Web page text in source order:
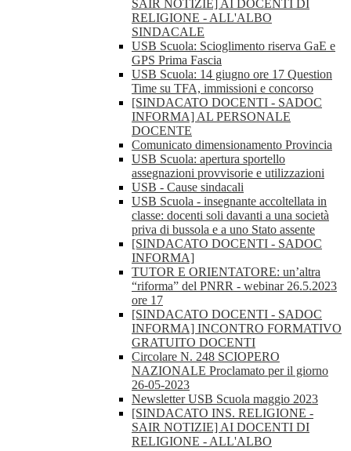
SAIR NOTIZIE] AI DOCENTI DI
RELIGIONE - ALL'ALBO
SINDACALE
USB Scuola: Scioglimento riserva GaE e
GPS Prima Fascia
USB Scuola: 14 giugno ore 17 Question
Time su TFA, immissioni e concorso
[SINDACATO DOCENTI - SADOC
INFORMA] AL PERSONALE
DOCENTE
Comunicato dimensionamento Provincia
USB Scuola: apertura sportello
assegnazioni provvisorie e utilizzazioni
USB - Cause sindacali
USB Scuola - insegnante accoltellata in
classe: docenti soli davanti a una società
priva di bussola e a uno Stato assente
[SINDACATO DOCENTI - SADOC
INFORMA]
TUTOR E ORIENTATORE: un’altra
“riforma” del PNRR - webinar 26.5.2023
ore 17
[SINDACATO DOCENTI - SADOC
INFORMA] INCONTRO FORMATIVO
GRATUITO DOCENTI
Circolare N. 248 SCIOPERO
NAZIONALE Proclamato per il giorno
26-05-2023
Newsletter USB Scuola maggio 2023
[SINDACATO INS. RELIGIONE -
SAIR NOTIZIE] AI DOCENTI DI
RELIGIONE - ALL'ALBO